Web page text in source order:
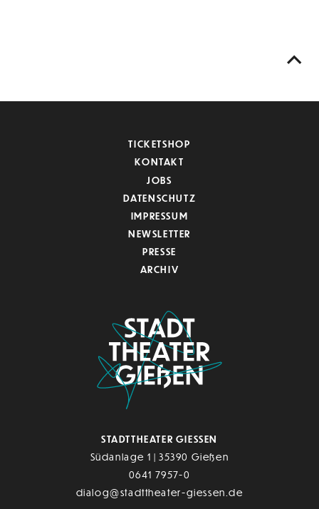
TICKETSHOP
KONTAKT
JOBS
DATENSCHUTZ
IMPRESSUM
NEWSLETTER
PRESSE
ARCHIV
STADTTHEATER GIESSEN
Südanlage 1 | 35390 Gießen
0641 7957-0
dialog@stadttheater-giessen.de